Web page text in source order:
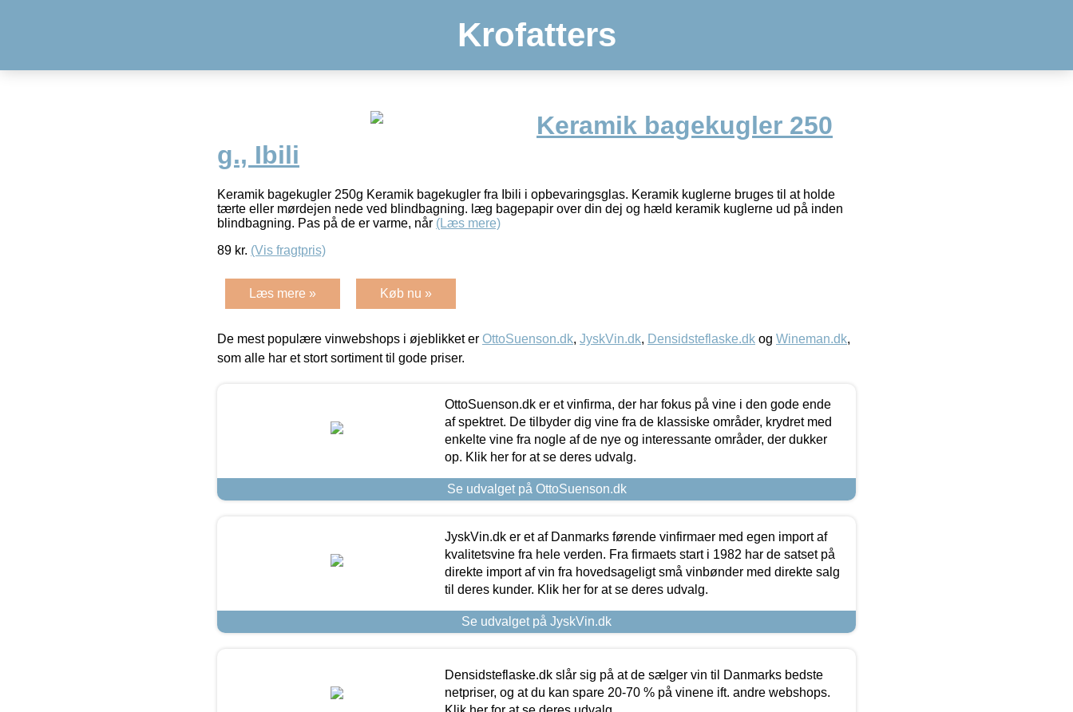
Krofatters
Keramik bagekugler 250
g., Ibili
Keramik bagekugler 250g Keramik bagekugler fra Ibili i opbevaringsglas. Keramik kuglerne bruges til at holde
tærte eller mørdejen nede ved blindbagning. læg bagepapir over din dej og hæld keramik kuglerne ud på inden
blindbagning. Pas på de er varme, når (Læs mere)
89 kr. (Vis fragtpris)
Læs mere » Køb nu »
De mest populære vinwebshops i øjeblikket er OttoSuenson.dk, JyskVin.dk, Densidsteflaske.dk og Wineman.dk,
som alle har et stort sortiment til gode priser.
OttoSuenson.dk er et vinfirma, der har fokus på vine i den gode ende
af spektret. De tilbyder dig vine fra de klassiske områder, krydret med
enkelte vine fra nogle af de nye og interessante områder, der dukker
op. Klik her for at se deres udvalg.
Se udvalget på OttoSuenson.dk
JyskVin.dk er et af Danmarks førende vinfirmaer med egen import af
kvalitetsvine fra hele verden. Fra firmaets start i 1982 har de satset på
direkte import af vin fra hovedsageligt små vinbønder med direkte salg
til deres kunder. Klik her for at se deres udvalg.
Se udvalget på JyskVin.dk
Densidsteflaske.dk slår sig på at de sælger vin til Danmarks bedste
netpriser, og at du kan spare 20-70 % på vinene ift. andre webshops.